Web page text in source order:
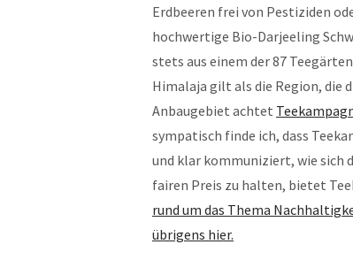
Erdbeeren frei von Pestiziden
hochwertige Bio-Darjeeling
stets aus einem der 87
Himalaja gilt als die Region, die
Anbaugebiet achtet
sympatisch finde ich, dass
und klar kommuniziert, wie sich
fairen Preis zu halten, bietet
rund um das Thema
übrigens hier.